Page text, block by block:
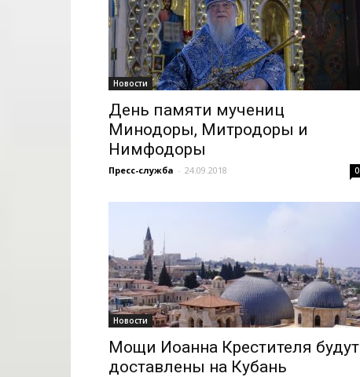
Новости
День памяти мучениц
Минодоры, Митродоры и
Нимфодоры
Пресс-служба - 24.09.2018 0
Новости
Мощи Иоанна Крестителя будут
доставлены на Кубань